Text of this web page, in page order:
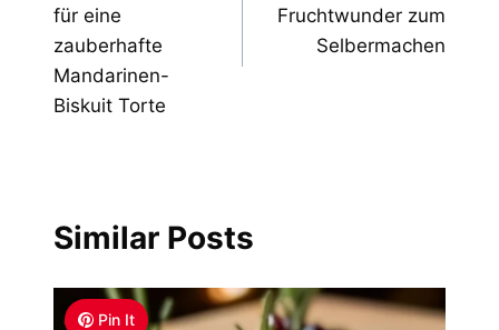
für eine
zauberhafte
Mandarinen-
Biskuit Torte
Fruchtwunder zum
Selbermachen
Similar Posts
Pin It